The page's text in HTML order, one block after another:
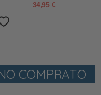
34,95 €
COMPRATO